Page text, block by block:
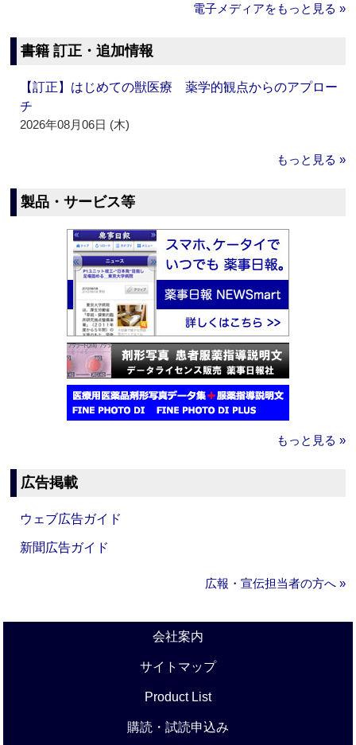
電子メディアをもっと見る »
書籍 訂正・追加情報
【訂正】はじめての獣医療 薬学的観点からのアプロー
チ
2026年08月06日 (木)
もっと見る »
製品・サービス等
もっと見る »
広告掲載
ウェブ広告ガイド
新聞広告ガイド
広報・宣伝担当者の方へ »
会社案内
サイトマップ
Product List
購読・試読申込み